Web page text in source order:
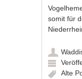
somit für
Alte